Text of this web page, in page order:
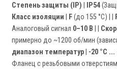
Степень защиты (IP) IP54
Класс изоляции
F(до 155 °C) | |
Аналоговый сигнал 0–10 В
примерно до ~1200 об/мин
диапазон температур -20 °C ...
Фланец с резьбовыми